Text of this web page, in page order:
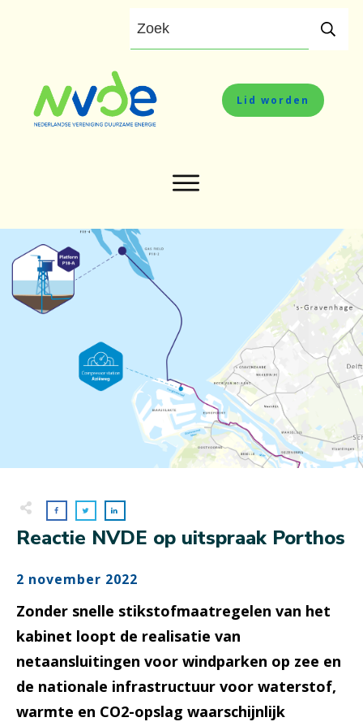
Lid worden
Reactie NVDE op uitspraak Porthos
2 november 2022
Zonder snelle stikstofmaatregelen van het
kabinet loopt de realisatie van
netaansluitingen voor windparken op zee en
de nationale infrastructuur voor waterstof,
warmte en CO2-opslag waarschijnlijk